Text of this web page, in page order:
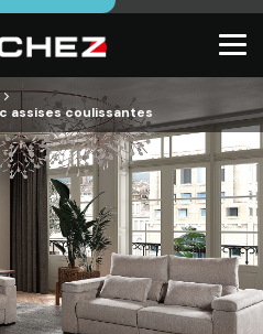
assises coulissantes